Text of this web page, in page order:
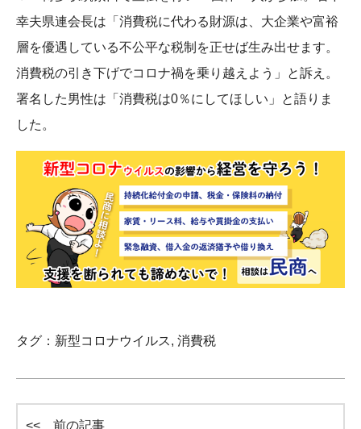
幸夫県連会長は「消費税に代わる財源は、大企業や富裕
層を優遇している不公平な税制を正せば生み出せます。
消費税の引き下げでコロナ禍を乗り越えよう」と訴え。
署名した男性は「消費税は0％にしてほしい」と語りま
した。
タグ： 新型コロナウイルス, 消費税
<< 前の記事